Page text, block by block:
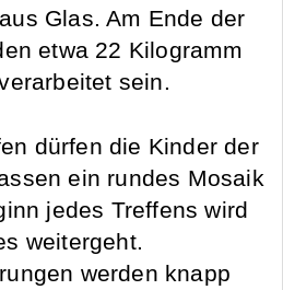
Glas. Am Ende der
etwa 22 Kilogramm
sein.
dürfen die Kinder der
ein rundes Mosaik
jedes Treffens wird
weitergeht.
werden knapp